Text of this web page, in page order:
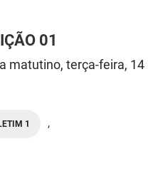
01
matutino, terça-feira, 14
1 ,